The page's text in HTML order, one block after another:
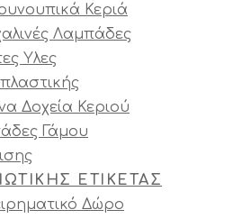
Κεριά
Λαμπάδες
Υλες
Δοχεία Κεριού
Γάμου
ΕΤΙΚΕΤΑΣ
Δώρο